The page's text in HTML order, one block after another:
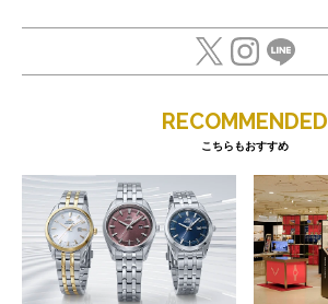
RECOMMENDED
こちらもおすすめ